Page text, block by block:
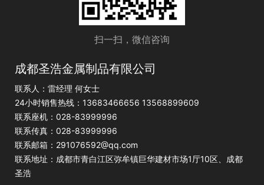
扫一扫，微信咨询
成都圣浩金属制品有限公司
联系人：雷经理 何女士
24小时销售热线：13683466656 13568899609
联系座机：028-83999996
联系传真：028-83999996
联系邮箱：291076592@qq.com
联系地址：成都市青白江区弥牟镇巨华建材市场1厅10区、成都
圣浩